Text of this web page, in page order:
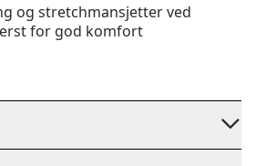
og stretchmansjetter ved
for god komfort